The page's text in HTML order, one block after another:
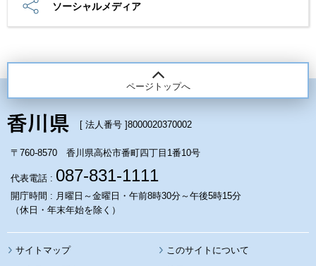
ソーシャルメディア
ページトップへ
[ 法人番号 ]8000020370002
〒760-8570 香川県高松市番町四丁目1番10号
代表電話 : 087-831-1111
開庁時間 : 月曜日～金曜日・午前8時30分～午後5時15分
（休日・年末年始を除く）
サイトマップ このサイトについて